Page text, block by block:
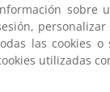
Tinto,
sobre
las cookies
utilizadas